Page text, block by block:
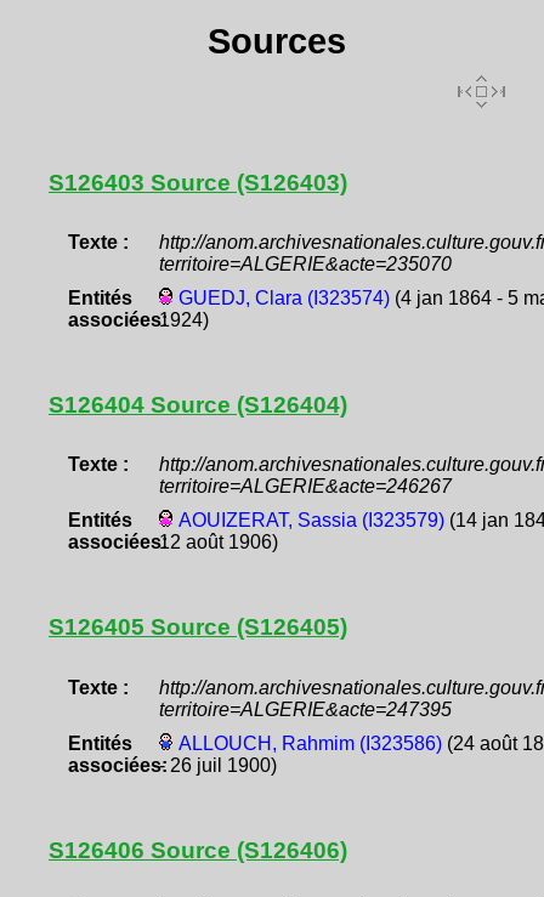
Sources
S126403 Source (S126403)
Texte :
http://
territoire=ALGERIE&acte=235070
Entités
associées:
GUEDJ, Clara (I323574)(4 jan 1864 - 5
1924)
S126404 Source (S126404)
Texte :
http://
territoire=ALGERIE&acte=246267
Entités
associées:
AOUIZERAT, Sassia (I323579)(14 jan
12 août 1906)
S126405 Source (S126405)
Texte :
http://
territoire=ALGERIE&acte=247395
Entités
associées:
ALLOUCH, Rahmim (I323586)(24 août
- 26 juil 1900)
S126406 Source (S126406)